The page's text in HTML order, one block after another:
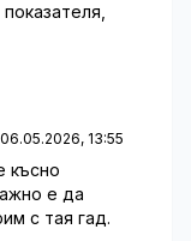
06.05.2026, 13:55
късно
е да
с тая гад.